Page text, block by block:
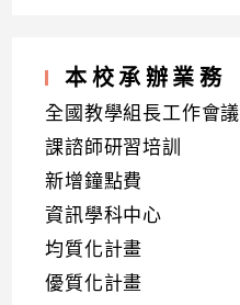
本校承辦業務
全國教學組長工作會議
課諮師研習培訓
新增鐘點費
資訊學科中心
均質化計畫
優質化計畫